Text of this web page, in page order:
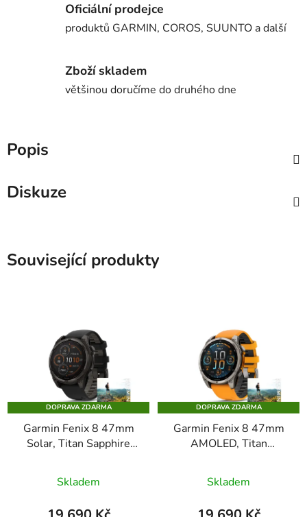
Oficiální prodejce
produktů GARMIN, COROS, SUUNTO a další
Zboží skladem
většinou doručíme do druhého dne
Popis
Diskuze
Související produkty
DOPRAVA ZDARMA
Garmin Fenix 8 47mm
Solar, Titan Sapphire
Skladem
DOPRAVA ZDARMA
Garmin Fenix 8 47mm
AMOLED, Titan
Orange
Skladem